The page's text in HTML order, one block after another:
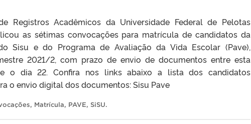
Registros Acadêmicos da Universidade Federal de Pelotas
as sétimas convocações para matrícula de candidatos da
Sisu e do Programa de Avaliação da Vida Escolar (Pave),
2021/2, com prazo de envio de documentos entre esta
o dia 22. Confira nos links abaixo a lista dos candidatos
o envio digital dos documentos: Sisu Pave
, Matrícula, PAVE, SiSU.